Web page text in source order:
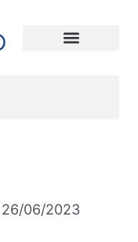
26/06/2023